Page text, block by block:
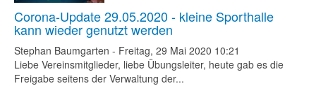
Corona-Update 29.05.2020 - kleine Sporthalle
kann wieder genutzt werden
Stephan Baumgarten - Freitag, 29 Mai 2020 10:21
Liebe Vereinsmitglieder, liebe Übungsleiter, heute gab es die
Freigabe seitens der Verwaltung der...